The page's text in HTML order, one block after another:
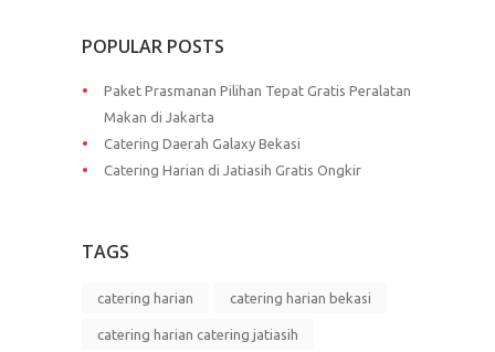
POPULAR POSTS
Paket Prasmanan Pilihan Tepat Gratis Peralatan
Makan di Jakarta
Catering Daerah Galaxy Bekasi
Catering Harian di Jatiasih Gratis Ongkir
TAGS
catering harian catering harian bekasi
catering harian catering jatiasih